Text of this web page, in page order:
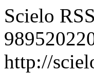
Scielo RSS
http://